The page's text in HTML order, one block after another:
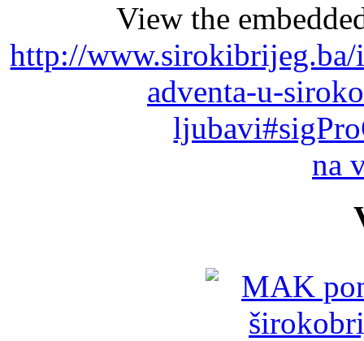
View the
http://
adventa-u-
na